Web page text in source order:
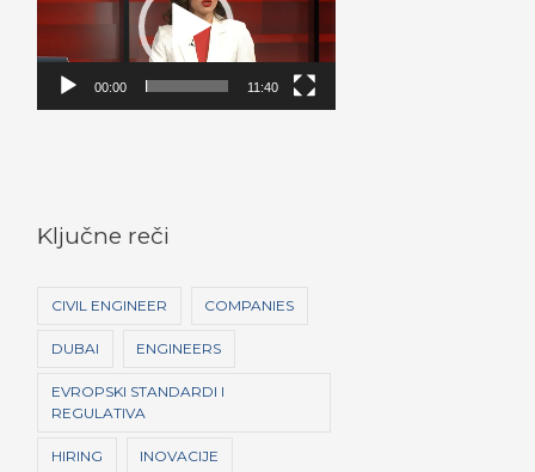
d
e
e
00:00 11:40
Ključne reči
CIVIL ENGINEER COMPANIES
DUBAI ENGINEERS
EVROPSKI STANDARDI I
REGULATIVA
HIRING INOVACIJE